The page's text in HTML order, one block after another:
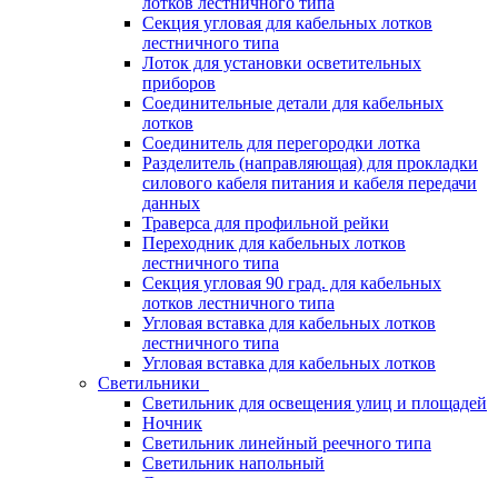
Секция угловая для кабельных лотков
лестничного типа
Лоток для установки осветительных
приборов
Соединительные детали для кабельных
лотков
Соединитель для перегородки лотка
Разделитель (направляющая) для прокладки
силового кабеля питания и кабеля передачи
данных
Траверса для профильной рейки
Переходник для кабельных лотков
лестничного типа
Секция угловая 90 град. для кабельных
лотков лестничного типа
Угловая вставка для кабельных лотков
лестничного типа
Угловая вставка для кабельных лотков
Светильники
Светильник для освещения улиц и площадей
Ночник
Светильник линейный реечного типа
Светильник напольный